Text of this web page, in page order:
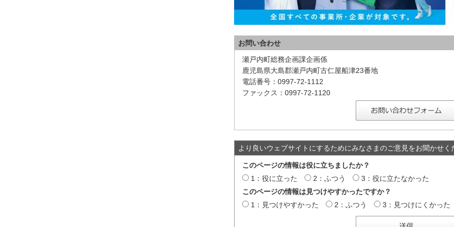
お問い合わせ
瀬戸内町総務企画課企画係
鹿児島県大島郡瀬戸内町古仁屋船津23番地
電話番号：0997-72-1112
ファックス：0997-72-1120
より良いウェブサイトにするためにみなさまのご意見をお聞かせく
このページの情報は役に立ちましたか？
1：役に立った
2：ふつう
3：役に立たなかった
このページの情報は見つけやすかったですか？
1：見つけやすかった
2：ふつう 3：見つけにくかった